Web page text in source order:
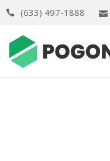
(633) 497-1888